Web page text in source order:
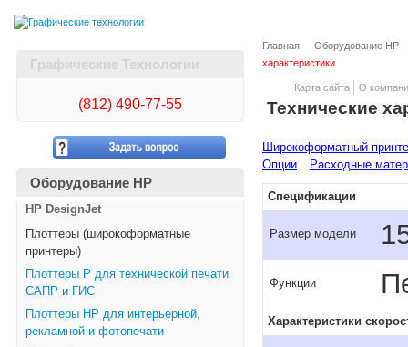
Карта сайта О
Графические Технологии
(812) 490-77-55
Оборудование HP
HP DesignJet
Плоттеры (широкоформатные
принтеры)
Плоттеры Р для технической печати
САПР и ГИС
Плоттеры НР для интерьерной,
рекламной и фотопечати
Главная
Оборудование HP
характеристики
Технические
Широкоформатный
Опции
Расходные
Спецификации
Размер модели
Функции
Характеристики